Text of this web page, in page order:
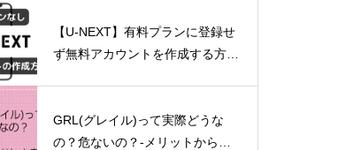
【U-NEXT】有料プランに登録せ
ず無料アカウントを作成する方法
GRL(グレイル)って実際どうな
の？危ないの？-メリットからデ